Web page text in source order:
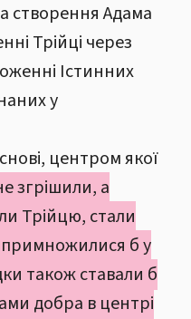
створення Адама
Трійці через
Істинних
у
центром якої
згрішили, а
Трійцю, стали
б у
також ставали б
добра в центрі